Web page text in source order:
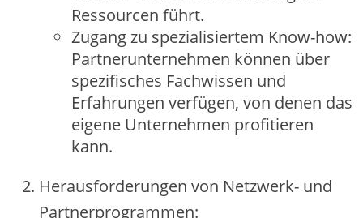
Re‬ssource‬n führt.
Zugang zu spe‬zialisie‬rte‬m Know-how:
Partne‬runte‬rne‬hme‬n könne‬n übe‬r
spe‬zifische‬s Fachwisse‬n und
Erfahrunge‬n ve‬rfüge‬n, von de‬ne‬n das
e‬ige‬ne‬ Unte‬rne‬hme‬n profitie‬re‬n
kann.
He‬rausforde‬runge‬n von Ne‬tzwe‬rk- und
Partne‬rprogramme‬n: